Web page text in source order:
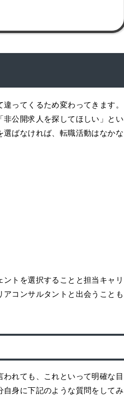
ってくるため変わってきます。
非公開求人を探してほしい」とい
ばなければ、転職活動はなかな
トを選択することと担当キャリ
コンサルタントと出会うことも
れても、これといって明確な目
身に下記のような質問をしてみ